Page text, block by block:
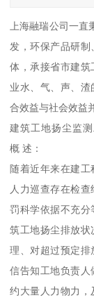
上海融瑞公司一
发，环保产品研
体，承接省市建筑
业水、气、声、
合效益与社会效益
建筑工地扬尘监
概 述：
随着近年来在建
人力巡查存在检
罚科学依据不充分
筑工地扬尘排放状
理、对超过预定排
信告知工地负责
约大量人力物力，